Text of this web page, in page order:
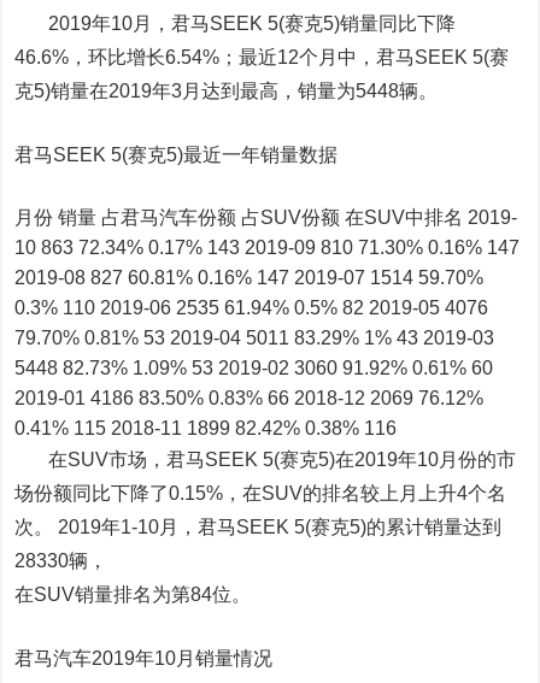
2019年10月，君马SEEK 5(赛克5)销量同比下降
46.6%，环比增长6.54%；最近12个月中，君马SEEK 5(赛
克5)销量在2019年3月达到最高，销量为5448辆。
君马SEEK 5(赛克5)最近一年销量数据
月份 销量 占君马汽车份额 占SUV份额 在SUV中排名 2019-
10 863 72.34% 0.17% 143 2019-09 810 71.30% 0.16% 147
2019-08 827 60.81% 0.16% 147 2019-07 1514 59.70%
0.3% 110 2019-06 2535 61.94% 0.5% 82 2019-05 4076
79.70% 0.81% 53 2019-04 5011 83.29% 1% 43 2019-03
5448 82.73% 1.09% 53 2019-02 3060 91.92% 0.61% 60
2019-01 4186 83.50% 0.83% 66 2018-12 2069 76.12%
0.41% 115 2018-11 1899 82.42% 0.38% 116
在SUV市场，君马SEEK 5(赛克5)在2019年10月份的市
场份额同比下降了0.15%，在SUV的排名较上月上升4个名
次。 2019年1-10月，君马SEEK 5(赛克5)的累计销量达到
28330辆，
在SUV销量排名为第84位。
君马汽车2019年10月销量情况